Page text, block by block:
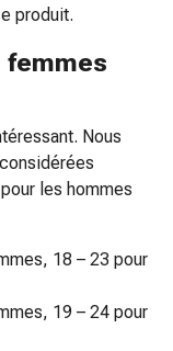
produit.
femmes
Nous
les hommes
18 – 23 pour
19 – 24 pour